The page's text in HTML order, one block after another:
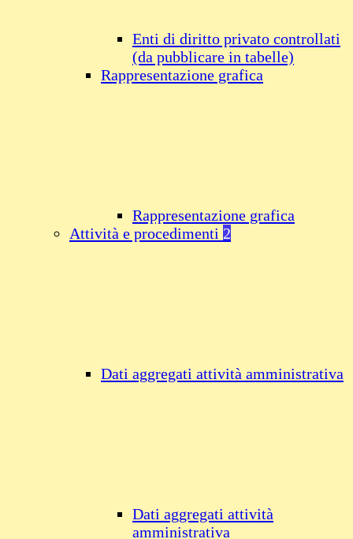
Enti di diritto privato controllati
(da pubblicare in tabelle)
Rappresentazione grafica
Rappresentazione grafica
Attività e procedimenti 2
Dati aggregati attività amministrativa
Dati aggregati attività
amministrativa